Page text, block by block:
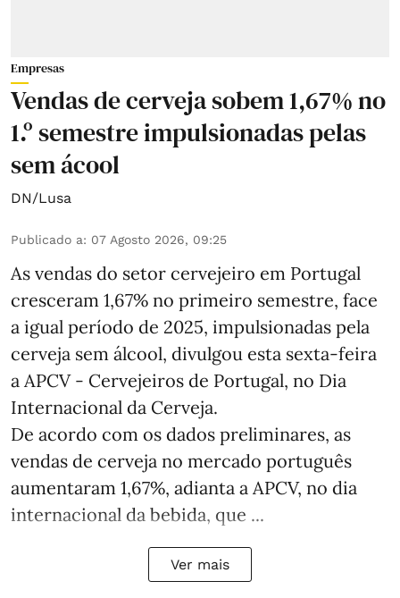
Empresas
Vendas de cerveja sobem 1,67% no
1.º semestre impulsionadas pelas
sem ácool
DN/Lusa
Publicado a: 07 Agosto 2026, 09:25
As vendas do setor cervejeiro em Portugal
cresceram 1,67% no primeiro semestre, face
a igual período de 2025, impulsionadas pela
cerveja sem álcool, divulgou esta sexta-feira
a APCV - Cervejeiros de Portugal, no Dia
Internacional da Cerveja.
De acordo com os dados preliminares, as
vendas de cerveja no mercado português
aumentaram 1,67%, adianta a APCV, no dia
internacional da bebida, que ...
Ver mais